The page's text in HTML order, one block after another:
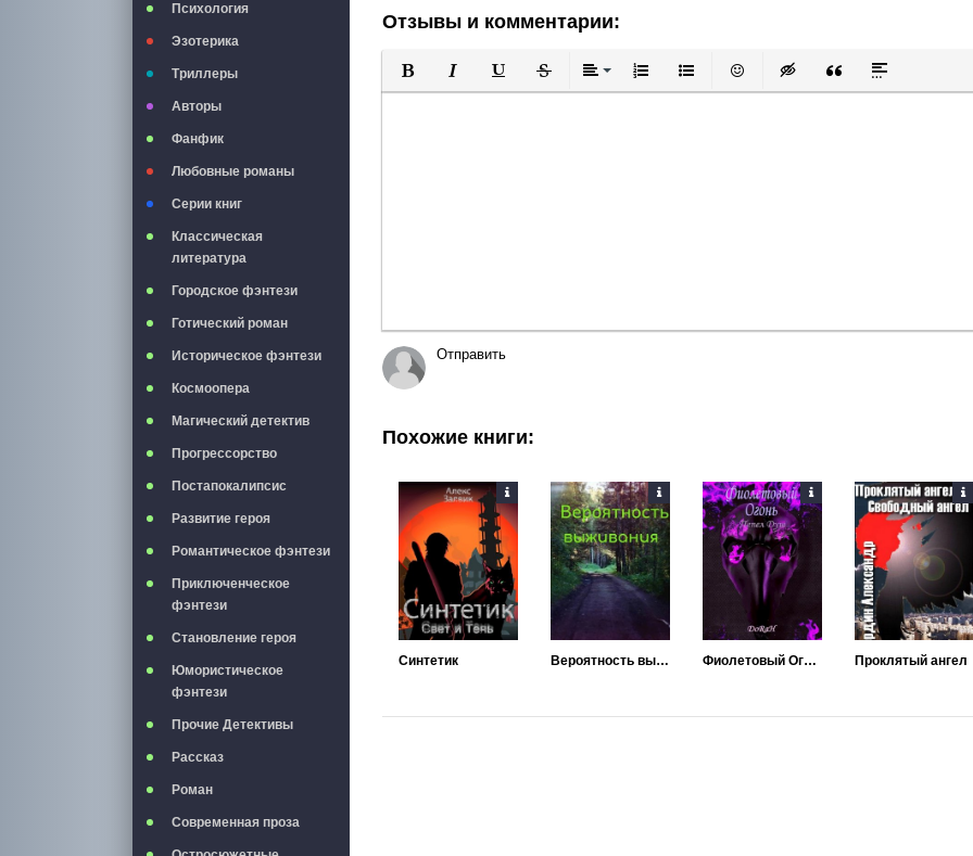
Психология
Эзотерика
Триллеры
Авторы
Фанфик
Любовные романы
Серии книг
Классическая
литература
Городское фэнтези
Готический роман
Историческое фэнтези
Космоопера
Магический детектив
Прогрессорство
Постапокалипсис
Развитие героя
Романтическое фэнтези
Приключенческое
фэнтези
Становление героя
Юмористическое
фэнтези
Прочие Детективы
Рассказ
Роман
Современная проза
Отзывы и комментарии:
Полужирный
КурсивПодчеркнутый
ЗачеркнутыйВыравнивание
Нумерованный список
Маркированный список
Вставить смайлик
Вставка скрытого текста
Вставка цитаты
Вставка
Отправить
Похожие книги:
Синтетик Вероятность выживания Фиолетовый Огонь Проклятый ангел